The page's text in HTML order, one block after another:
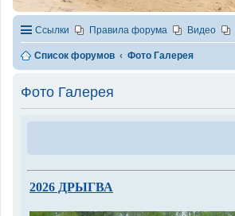
Ссылки Правила форума Видео
Список форумов Фото Галерея
Фото Галерея